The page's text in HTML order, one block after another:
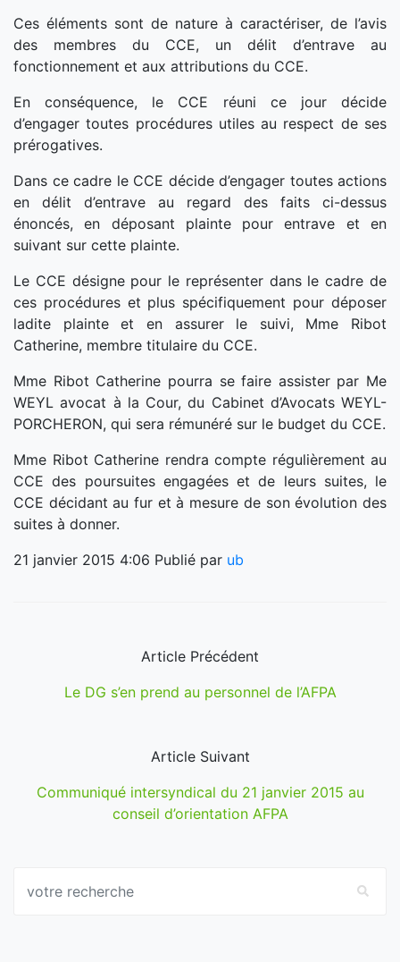
Ces éléments sont de nature à caractériser, de l’avis
des membres du CCE, un délit d’entrave au
fonctionnement et aux attributions du CCE.
En conséquence, le CCE réuni ce jour décide
d’engager toutes procédures utiles au respect de ses
prérogatives.
Dans ce cadre le CCE décide d’engager toutes actions
en délit d’entrave au regard des faits ci-dessus
énoncés, en déposant plainte pour entrave et en
suivant sur cette plainte.
Le CCE désigne pour le représenter dans le cadre de
ces procédures et plus spécifiquement pour déposer
ladite plainte et en assurer le suivi, Mme Ribot
Catherine, membre titulaire du CCE.
Mme Ribot Catherine pourra se faire assister par Me
WEYL avocat à la Cour, du Cabinet d’Avocats WEYL-
PORCHERON, qui sera rémunéré sur le budget du CCE.
Mme Ribot Catherine rendra compte régulièrement au
CCE des poursuites engagées et de leurs suites, le
CCE décidant au fur et à mesure de son évolution des
suites à donner.
21 janvier 2015 4:06 Publié par ub
Article Précédent
Le DG s’en prend au personnel de l’AFPA
Article Suivant
Communiqué intersyndical du 21 janvier 2015 au
conseil d’orientation AFPA